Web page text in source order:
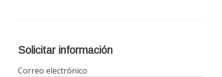
Solicitar información
Correo electrónico